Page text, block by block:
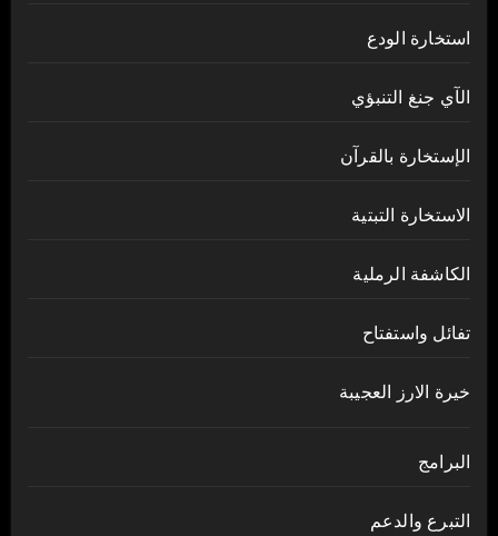
استخارة الودع
الآي جنغ التنبؤي
الإستخارة بالقرآن
الاستخارة التبتية
الكاشفة الرملية
تفائل واستفتاح
خيرة الارز العجيبة
البرامج
التبرع والدعم